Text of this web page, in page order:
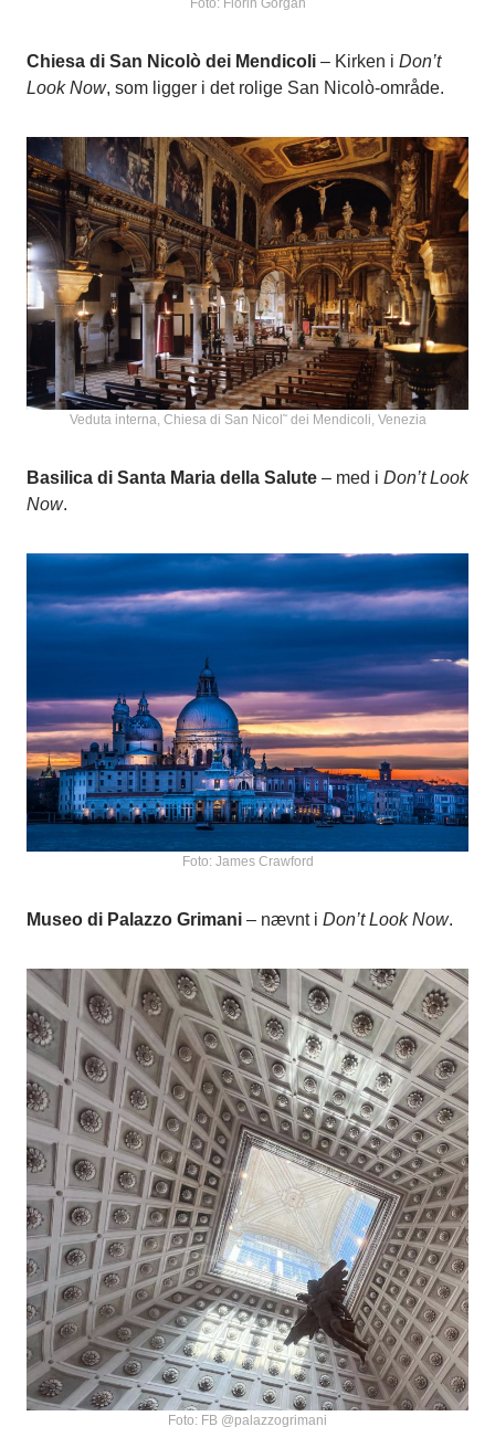
Foto: Florin Gorgan
Chiesa di San Nicolò dei Mendicoli – Kirken i Don’t
Look Now, som ligger i det rolige San Nicolò-område.
Veduta interna, Chiesa di San Nicol˜ dei Mendicoli, Venezia
Basilica di Santa Maria della Salute – med i Don’t Look
Now.
Foto: James Crawford
Museo di Palazzo Grimani – nævnt i Don’t Look Now.
Foto: FB @palazzogrimani